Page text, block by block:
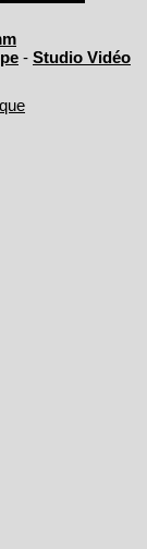
- Studio Vidéo